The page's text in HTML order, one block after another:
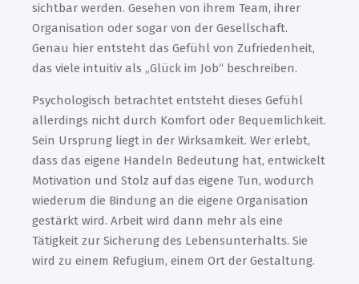
sichtbar werden. Gesehen von ihrem Team, ihrer
Organisation oder sogar von der Gesellschaft.
Genau hier entsteht das Gefühl von Zufriedenheit,
das viele intuitiv als „Glück im Job“ beschreiben.
Psychologisch betrachtet entsteht dieses Gefühl
allerdings nicht durch Komfort oder Bequemlichkeit.
Sein Ursprung liegt in der Wirksamkeit. Wer erlebt,
dass das eigene Handeln Bedeutung hat, entwickelt
Motivation und Stolz auf das eigene Tun, wodurch
wiederum die Bindung an die eigene Organisation
gestärkt wird. Arbeit wird dann mehr als eine
Tätigkeit zur Sicherung des Lebensunterhalts. Sie
wird zu einem Refugium, einem Ort der Gestaltung.